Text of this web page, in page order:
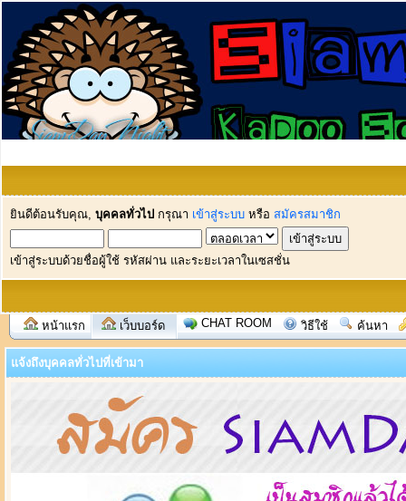
ยินดีต้อนรับคุณ, บุคคลทั่วไป กรุณา เข้าสู่ระบบ หรือ สมัครสมาชิก
เข้าสู่ระบบด้วยชื่อผู้ใช้ รหัสผ่าน และระยะเวลาในเซสชั่น
หน้าแรก เว็บบอร์ด CHAT ROOM วิธีใช้ ค้นหา
แจ้งถึงบุคคลทั่วไปที่เข้ามา